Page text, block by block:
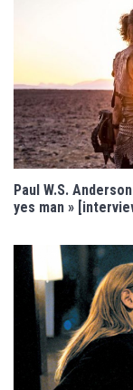
Paul W.S.
yes man »